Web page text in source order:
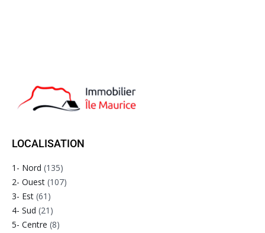
LOCALISATION
1- Nord (135)
2- Ouest (107)
3- Est (61)
4- Sud (21)
5- Centre (8)